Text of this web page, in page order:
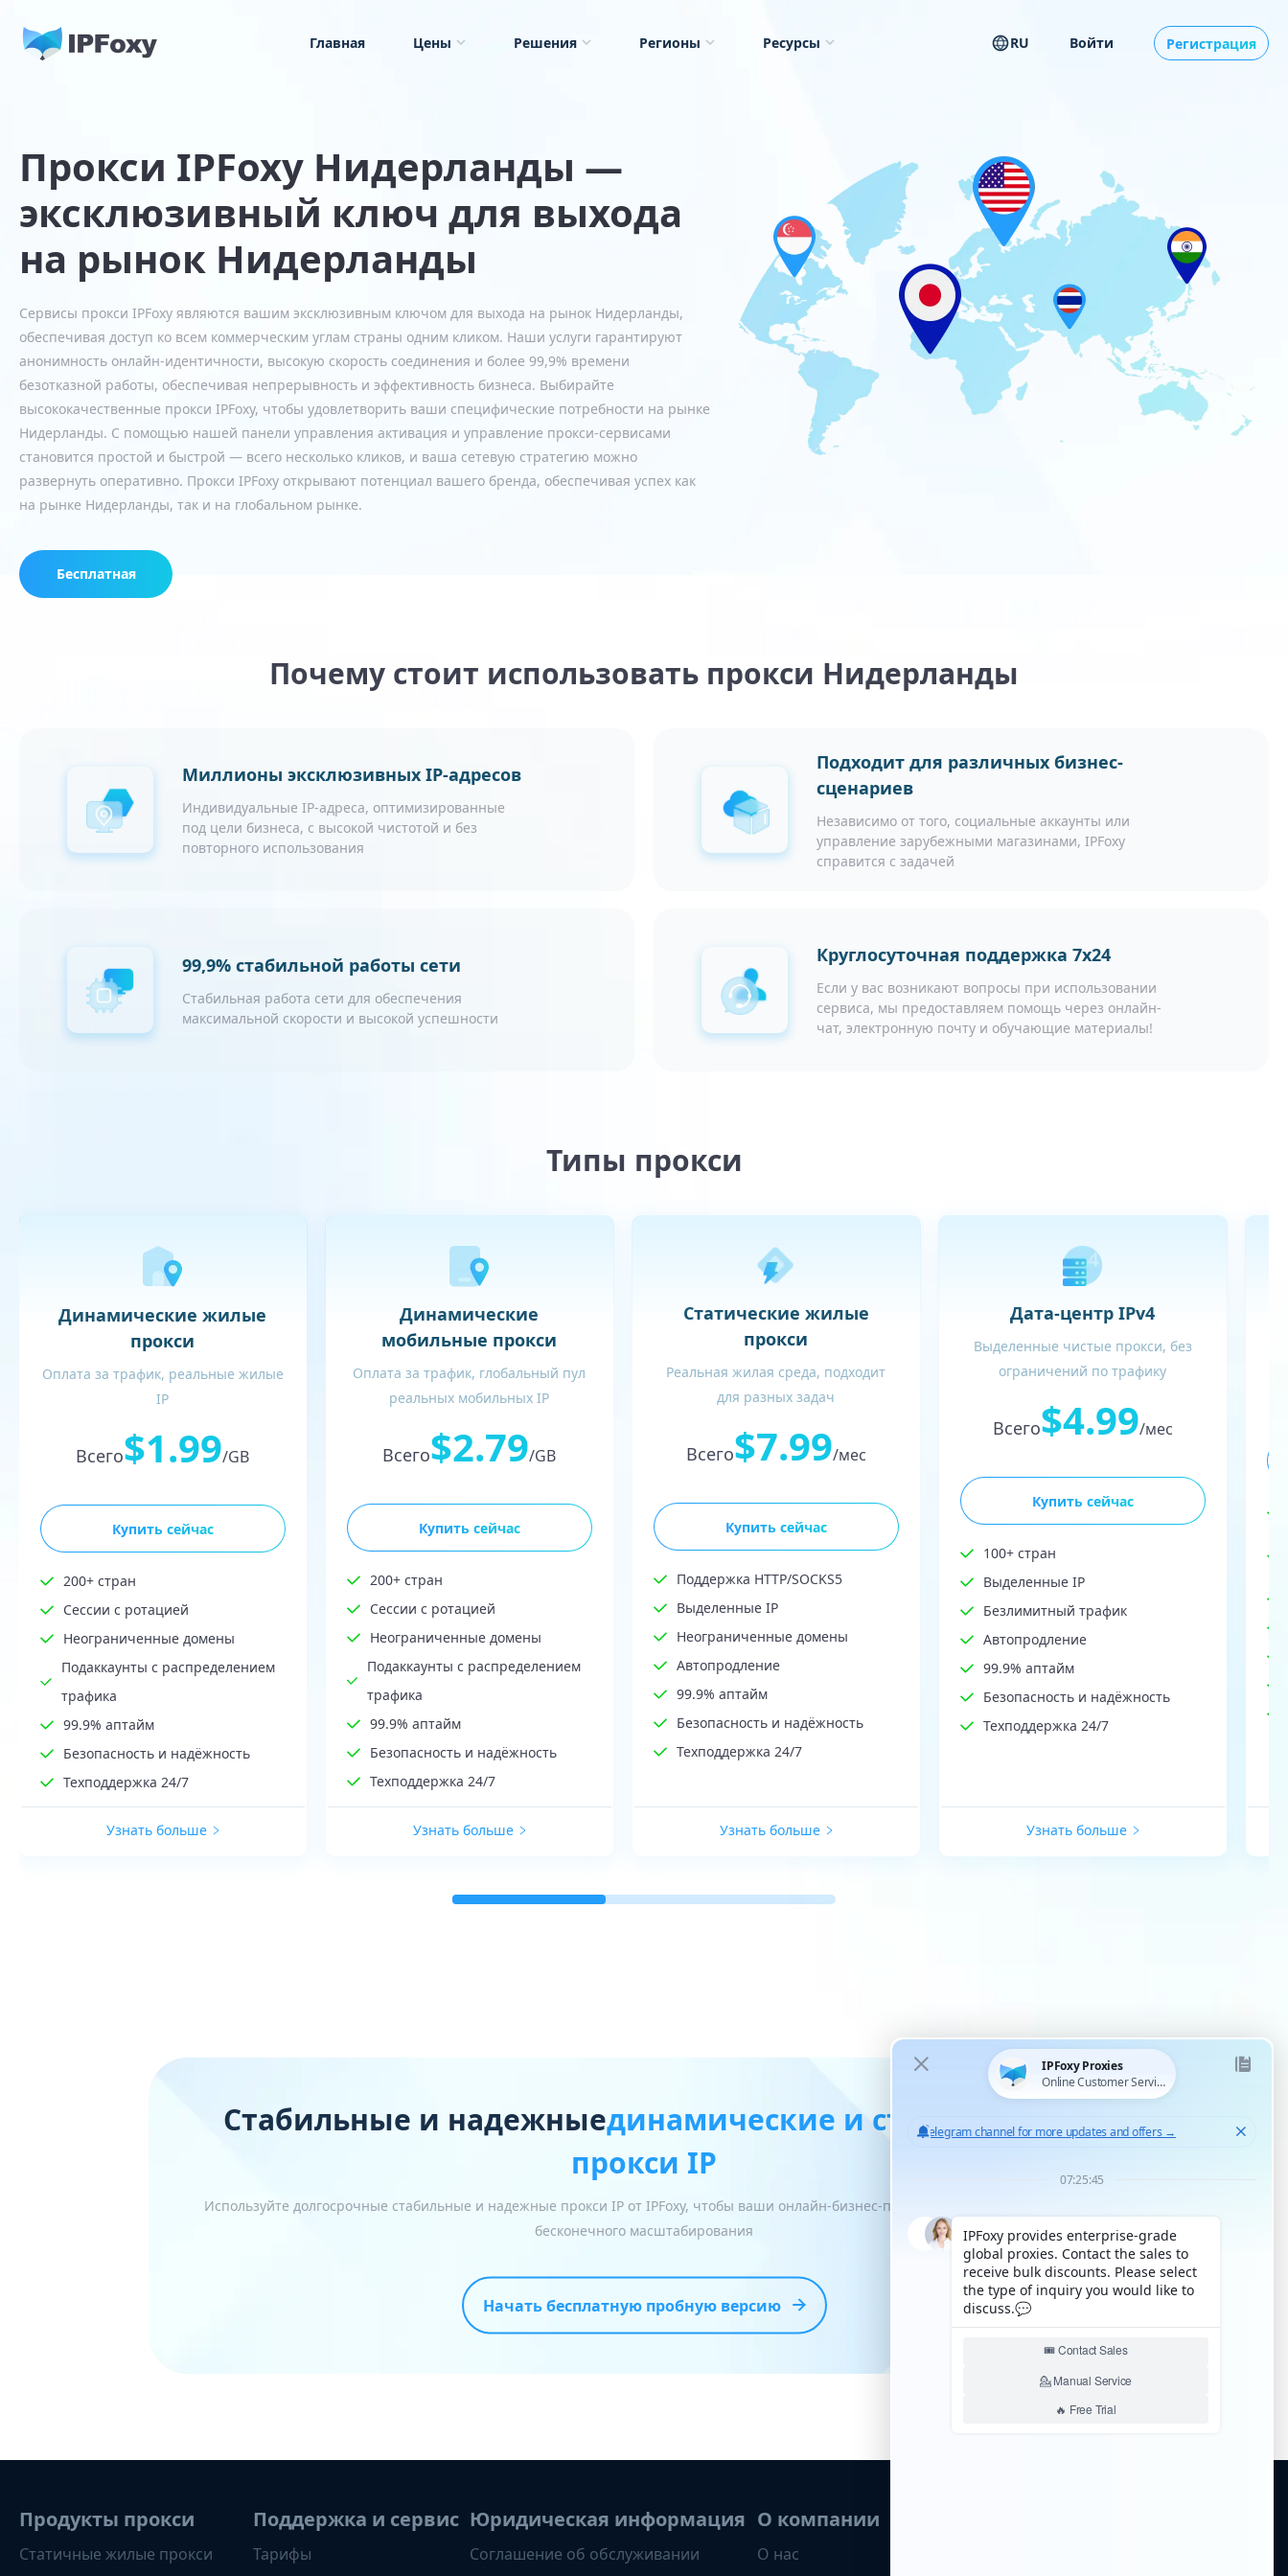
Главная Цены Решения Регионы Ресурсы RU Войти Регистрация
Прокси IPFoxy Нидерланды —
эксклюзивный ключ для выхода
на рынок Нидерланды
Сервисы прокси IPFoxy являются вашим эксклюзивным ключом для выхода на рынок Нидерланды,
обеспечивая доступ ко всем коммерческим углам страны одним кликом. Наши услуги гарантируют
анонимность онлайн-идентичности, высокую скорость соединения и более 99,9% времени
безотказной работы, обеспечивая непрерывность и эффективность бизнеса. Выбирайте
высококачественные прокси IPFoxy, чтобы удовлетворить ваши специфические потребности на рынке
Нидерланды. С помощью нашей панели управления активация и управление прокси-сервисами
становится простой и быстрой — всего несколько кликов, и ваша сетевую стратегию можно
развернуть оперативно. Прокси IPFoxy открывают потенциал вашего бренда, обеспечивая успех как
на рынке Нидерланды, так и на глобальном рынке.
Бесплатная
Почему стоит использовать прокси Нидерланды
Миллионы эксклюзивных IP-адресов
Индивидуальные IP-адреса, оптимизированные
под цели бизнеса, с высокой чистотой и без
повторного использования
Подходит для различных бизнес-
сценариев
Независимо от того, социальные аккаунты или
управление зарубежными магазинами, IPFoxy
справится с задачей
99,9% стабильной работы сети
Стабильная работа сети для обеспечения
максимальной скорости и высокой успешности
Круглосуточная поддержка 7x24
Если у вас возникают вопросы при использовании
сервиса, мы предоставляем помощь через онлайн-
чат, электронную почту и обучающие материалы!
Типы прокси
Динамические жилые
прокси
Оплата за трафик, реальные жилые
IP
Всего$1.99/GB
Купить сейчас
200+ стран
Сессии с ротацией
Неограниченные домены
Подаккаунты с распределением
трафика
99.9% аптайм
Безопасность и надёжность
Техподдержка 24/7
Узнать больше
Динамические
мобильные прокси
Оплата за трафик, глобальный пул
реальных мобильных IP
Всего$2.79/GB
Купить сейчас
200+ стран
Сессии с ротацией
Неограниченные домены
Подаккаунты с распределением
трафика
99.9% аптайм
Безопасность и надёжность
Техподдержка 24/7
Узнать больше
Статические жилые
прокси
Реальная жилая среда, подходит
для разных задач
Всего$7.99/мес
Купить сейчас
Поддержка HTTP/SOCKS5
Выделенные IP
Неограниченные домены
Автопродление
99.9% аптайм
Безопасность и надёжность
Техподдержка 24/7
Узнать больше
Дата-центр IPv4
Выделенные чистые прокси, без
ограничений по трафику
Всего$4.99/мес
Купить сейчас
100+ стран
Выделенные IP
Безлимитный трафик
Автопродление
99.9% аптайм
Безопасность и надёжность
Техподдержка 24/7
Узнать больше
Стабильные и надежныединамические и статические
прокси IP
Используйте долгосрочные стабильные и надежные прокси IP от IPFoxy, чтобы ваши онлайн-бизнес-процессы имели возможность
бесконечного масштабирования
Начать бесплатную пробную версию
Продукты прокси
Статичные жилые прокси
Поддержка и сервис
Тарифы
Юридическая информация
Соглашение об обслуживании
О компании
О нас